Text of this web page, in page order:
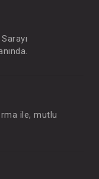
ile, mutlu